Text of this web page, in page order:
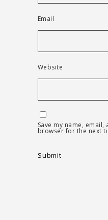
Email
Website
Save my name,
browser for the next